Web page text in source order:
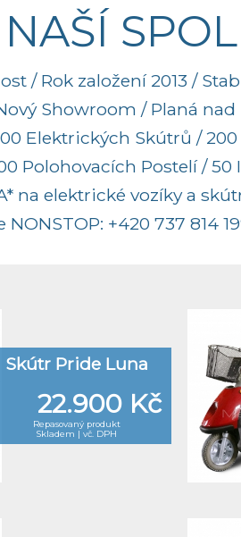
/ Rok založení 2013 /
Showroom / Planá
Elektrických Skútrů /
Polohovacích Postelí /
na elektrické vozíky a
NONSTOP: +420 737 814
Skútr Pride Luna
22.900 Kč
Repasovaný produkt
Skladem | vč. DPH